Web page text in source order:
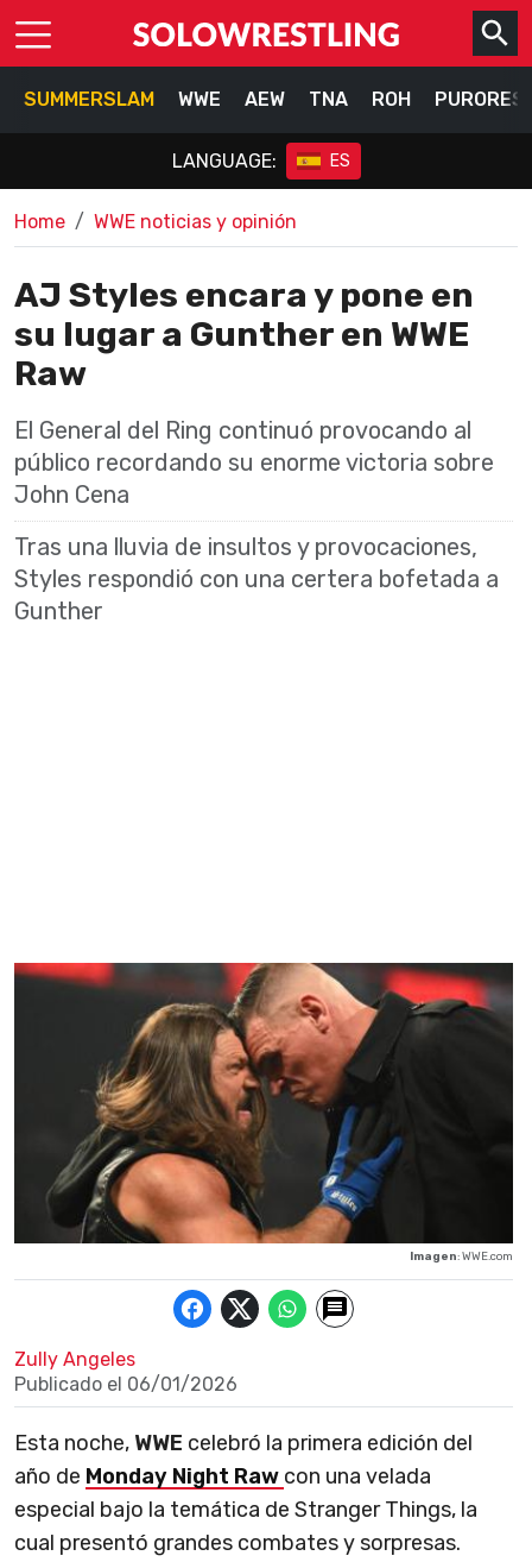
SUMMERSLAM WWE AEW TNA ROH
LANGUAGE: ES
Home WWE noticias y opinión
AJ Styles encara y pone en
su lugar a Gunther en WWE
Raw
El General del Ring continuó provocando al
público recordando su enorme victoria sobre
John Cena
Tras una lluvia de insultos y provocaciones,
Styles respondió con una certera bofetada a
Gunther
Imagen: WWE.com
Zully Angeles
Publicado el 06/01/2026
Esta noche, WWE celebró la primera edición del
año de Monday Night Raw con una velada
especial bajo la temática de Stranger Things, la
cual presentó grandes combates y sorpresas.